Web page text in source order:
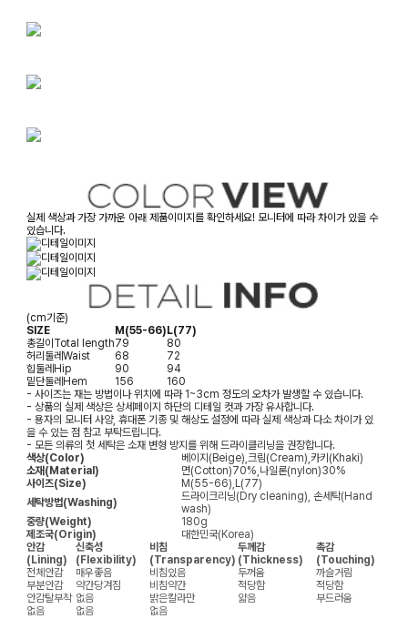
실제 색상과 가장 가까운 아래 제품이미지를 확인하세요! 모니터에 따라 차이가 있을 수
있습니다.
(cm기준)
SIZE
M(55-66)L(77)
총길이Total length79
80
허리둘레Waist 68
72
힙둘레Hip 90
94
밑단둘레Hem 156
160
- 사이즈는 재는 방법이나 위치에 따라 1~3cm 정도의 오차가 발생할 수 있습니다.
- 상품의 실제 색상은 상세페이지 하단의 디테일 컷과 가장 유사합니다.
- 용자의 모니터 사양, 휴대폰 기종 및 해상도 설정에 따라 실제 색상과 다소 차이가 있
을 수 있는 점 참고 부탁드립니다.
- 모든 의류의 첫 세탁은 소재 변형 방지를 위해 드라이클리닝을 권장합니다.
색상(Color)
베이지(Beige),크림(Cream),카키(Khaki)
소재(Material)
면(Cotton)70%,나일론(nylon)30%
사이즈(Size)
M(55-66),L(77)
세탁방법(Washing)
드라이크리닝(Dry cleaning), 손세탁(Hand
wash)
중량(Weight)
180g
제조국(Origin)
대한민국(Korea)
안감
(Lining)
신축성
(Flexibility)
비침
(Transparency)
두께감
(Thickness)
촉감
(Touching)
전체안감
매우좋음 비침있음 두꺼움
까슬거림
부분안감
약간당겨짐 비침약간 적당함
적당함
안감탈부착 없음 밝은칼라만 얇음
부드러움
없음
없음 없음